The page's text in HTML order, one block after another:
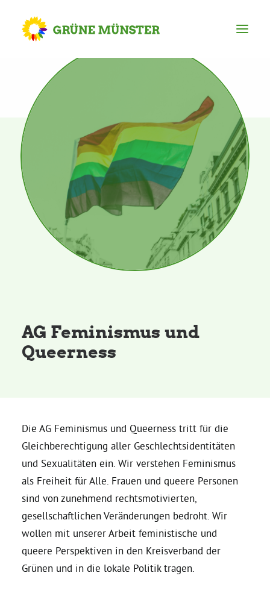
Partei
Kreisvorstand
Kreisgeschäftsstelle
Mitgliederversammlung
Ortsverbände
Grünes Zentrum
Dorothea Deppermann, MdL
Robin Korte, MdL
Daniel Freund, MdEP
AG Feminismus und
Queerness
Die AG Feminismus und Queerness tritt für die
Gleichberechtigung aller Geschlechtsidentitäten
und Sexualitäten ein. Wir verstehen Feminismus
als Freiheit für Alle. Frauen und queere Personen
sind von zunehmend rechtsmotivierten,
gesellschaftlichen Veränderungen bedroht. Wir
wollen mit unserer Arbeit feministische und
queere Perspektiven in den Kreisverband der
Grünen und in die lokale Politik tragen.